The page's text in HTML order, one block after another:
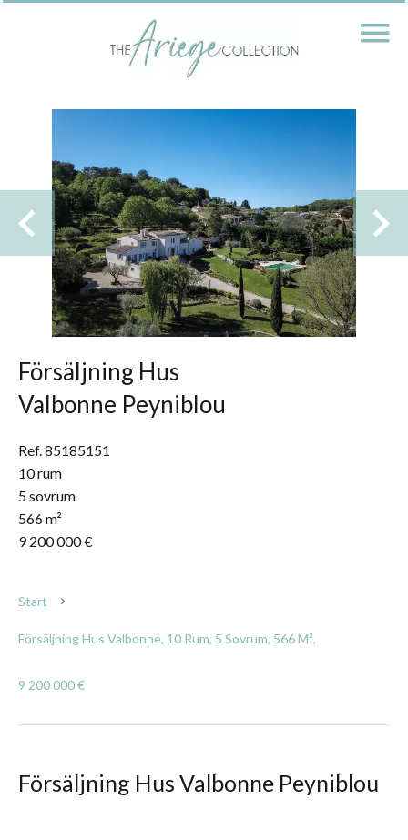
Försäljning Hus
Valbonne Peyniblou
Ref. 85185151
10 rum
5 sovrum
566 m²
9 200 000 €
Start
Försäljning Hus Valbonne, 10 Rum, 5 Sovrum, 566 M²,
9 200 000 €
Försäljning Hus Valbonne Peyniblou